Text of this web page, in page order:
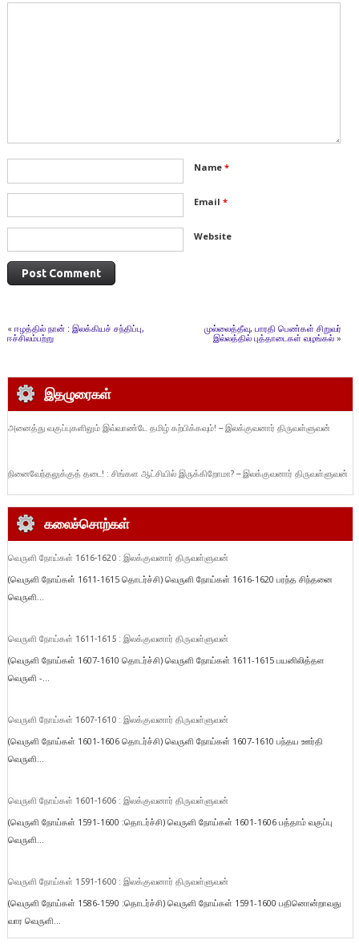
Name *
Email *
Website
« ஈழத்தில் நான் : இலக்கியச் சந்திப்பு,
ஈச்சிலம்பற்று
முல்லைத்தீவு, பாரதி பெண்கள் சிறுவர்
இல்லத்தில் புத்தாடைகள் வழங்கல் »
இதழுரைகள்
அனைத்து வகுப்புகளிலும் இவ்வாண்டே தமிழ் கற்பிக்கவும்! – இலக்குவனார் திருவள்ளுவன்
நினைவேந்தலுக்குத் தடை! : சிங்கள ஆட்சியில் இருக்கிறோமா? – இலக்குவனார் திருவள்ளுவன்
கலைச்சொற்கள்
வெருளி நோய்கள் 1616-1620 : இலக்குவனார் திருவள்ளுவன்
(வெருளி நோய்கள் 1611-1615 தொடர்ச்சி) வெருளி நோய்கள் 1616-1620 பரந்த சிந்தனை
வெருளி...
வெருளி நோய்கள் 1611-1615 : இலக்குவனார் திருவள்ளுவன்
(வெருளி நோய்கள் 1607-1610 தொடர்ச்சி) வெருளி நோய்கள் 1611-1615 பயனிலித்தள
வெருளி -...
வெருளி நோய்கள் 1607-1610 : இலக்குவனார் திருவள்ளுவன்
(வெருளி நோய்கள் 1601-1606 தொடர்ச்சி) வெருளி நோய்கள் 1607-1610 பந்தய ஊர்தி
வெருளி...
வெருளி நோய்கள் 1601-1606 : இலக்குவனார் திருவள்ளுவன்
(வெருளி நோய்கள் 1591-1600 :தொடர்ச்சி) வெருளி நோய்கள் 1601-1606 பத்தாம் வகுப்பு
வெருளி...
வெருளி நோய்கள் 1591-1600 : இலக்குவனார் திருவள்ளுவன்
(வெருளி நோய்கள் 1586-1590 :தொடர்ச்சி) வெருளி நோய்கள் 1591-1600 பதினொன்றாவது
வார வெருளி...